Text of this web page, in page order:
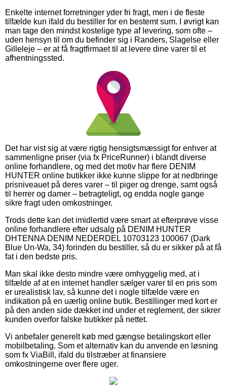
Enkelte internet forretninger yder fri fragt, men i de fleste
tilfælde kun ifald du bestiller for en bestemt sum. I øvrigt kan
man tage den mindst kostelige type af levering, som ofte –
uden hensyn til om du befinder sig i Randers, Slagelse eller
Gilleleje – er at få fragtfirmaet til at levere dine varer til et
afhentningssted.
Det har vist sig at være rigtig hensigtsmæssigt for enhver at
sammenligne priser (via fx PriceRunner) i blandt diverse
online forhandlere, og med det motiv har flere DENIM
HUNTER online butikker ikke kunne slippe for at nedbringe
prisniveauet på deres varer – til piger og drenge, samt også
til herrer og damer – betragteligt, og endda nogle gange
sikre fragt uden omkostninger.
Trods dette kan det imidlertid være smart at efterprøve visse
online forhandlere efter udsalg på DENIM HUNTER
DHTENNA DENIM NEDERDEL 10703123 100067 (Dark
Blue Un-Wa, 34) forinden du bestiller, så du er sikker på at få
fat i den bedste pris.
Man skal ikke desto mindre være omhyggelig med, at i
tilfælde af at en internet handler sælger varer til en pris som
er urealistisk lav, så kunne det i nogle tilfælde være en
indikation på en uærlig online butik. Bestillinger med kort er
på den anden side dækket ind under et reglement, der sikrer
kunden overfor falske butikker på nettet.
Vi anbefaler generelt køb med gængse betalingskort eller
mobilbetaling. Som et alternativ kan du anvende en løsning
som fx ViaBill, ifald du tilstræber at finansiere
omkostningerne over flere uger.